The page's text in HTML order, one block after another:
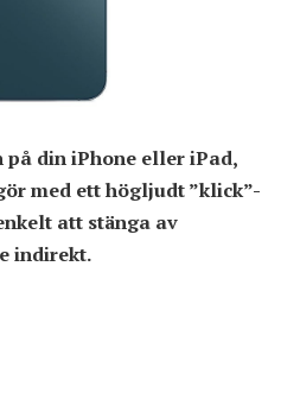
din iPhone eller iPad,
med ett högljudt ”klick”-
att stänga av
indirekt.